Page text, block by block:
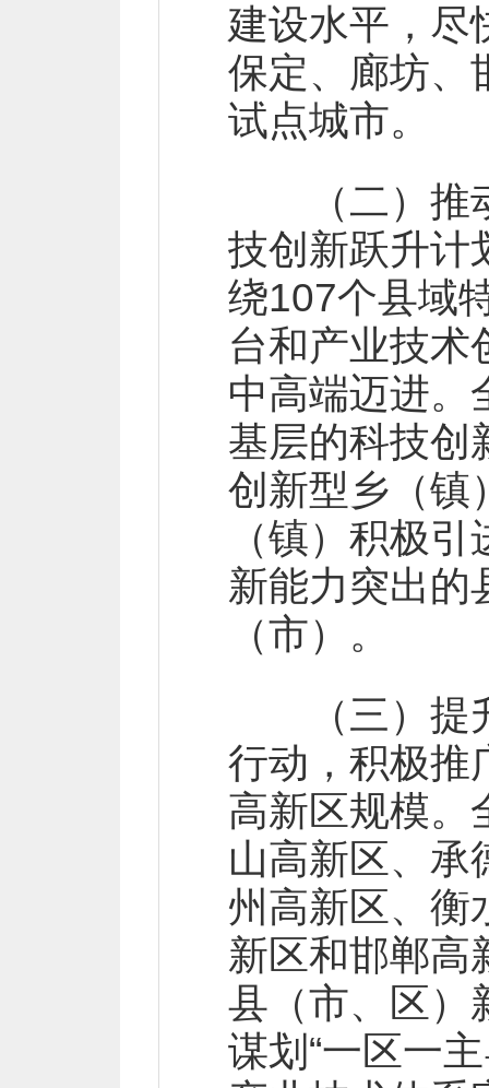
建设水平，尽
保定、廊坊、
试点城市。
（二）推动
技创新跃升计
绕107个县域
台和产业技术
中高端迈进。
基层的科技创
创新型乡（镇
（镇）积极
新能力突出的
（市）。
（三）提升
行动，积极推
高新区规模。
山高新区、承
州高新区、衡
新区和邯郸高
县（市、区）
谋划“一区一